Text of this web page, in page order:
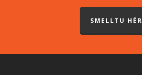
SMELLTU HÉR